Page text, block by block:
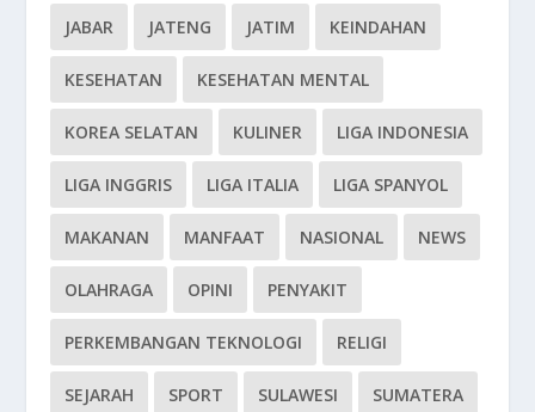
JABAR JATENG JATIM KEINDAHAN
KESEHATAN KESEHATAN MENTAL
KOREA SELATAN KULINER LIGA INDONESIA
LIGA INGGRIS LIGA ITALIA LIGA SPANYOL
MAKANAN MANFAAT NASIONAL NEWS
OLAHRAGA OPINI PENYAKIT
PERKEMBANGAN TEKNOLOGI RELIGI
SEJARAH SPORT SULAWESI SUMATERA